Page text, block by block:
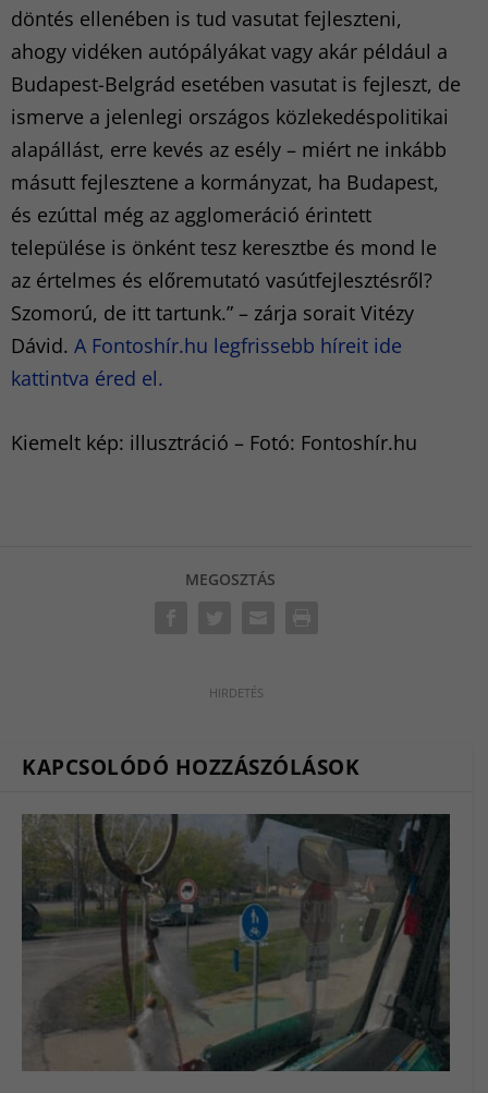
döntés ellenében is tud vasutat fejleszteni,
ahogy vidéken autópályákat vagy akár például a
Budapest-Belgrád esetében vasutat is fejleszt, de
ismerve a jelenlegi országos közlekedéspolitikai
alapállást, erre kevés az esély – miért ne inkább
másutt fejlesztene a kormányzat, ha Budapest,
és ezúttal még az agglomeráció érintett
települése is önként tesz keresztbe és mond le
az értelmes és előremutató vasútfejlesztésről?
Szomorú, de itt tartunk.” – zárja sorait Vitézy
Dávid. A Fontoshír.hu legfrissebb híreit ide
kattintva éred el.
Kiemelt kép: illusztráció – Fotó: Fontoshír.hu
MEGOSZTÁS
KAPCSOLÓDÓ HOZZÁSZÓLÁSOK